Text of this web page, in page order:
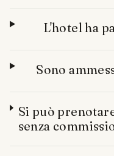
L'hotel ha
Sono
Si può
senza